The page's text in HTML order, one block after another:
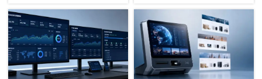
据，帮助跨境企业提升选品、
清关申报、合规复核与本地化
营销效率，降低多语言沟通和
归类误差风险。
销与供应链协同迎来合规新门
槛。立即解读应对策略→